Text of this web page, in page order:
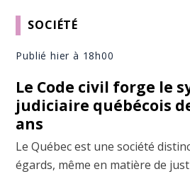
SOCIÉTÉ
Publié hier à 18h00
Le Code civil forge le
judiciaire québécois
ans
Le Québec est une société
égards, même en matière de